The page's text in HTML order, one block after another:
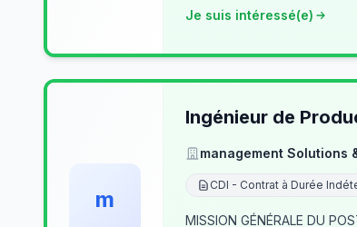
Je suis intéressé(e)
m
Ingénieur de
management Solutions
CDI - Contrat à Durée
MISSION GÉNÉRALE DU